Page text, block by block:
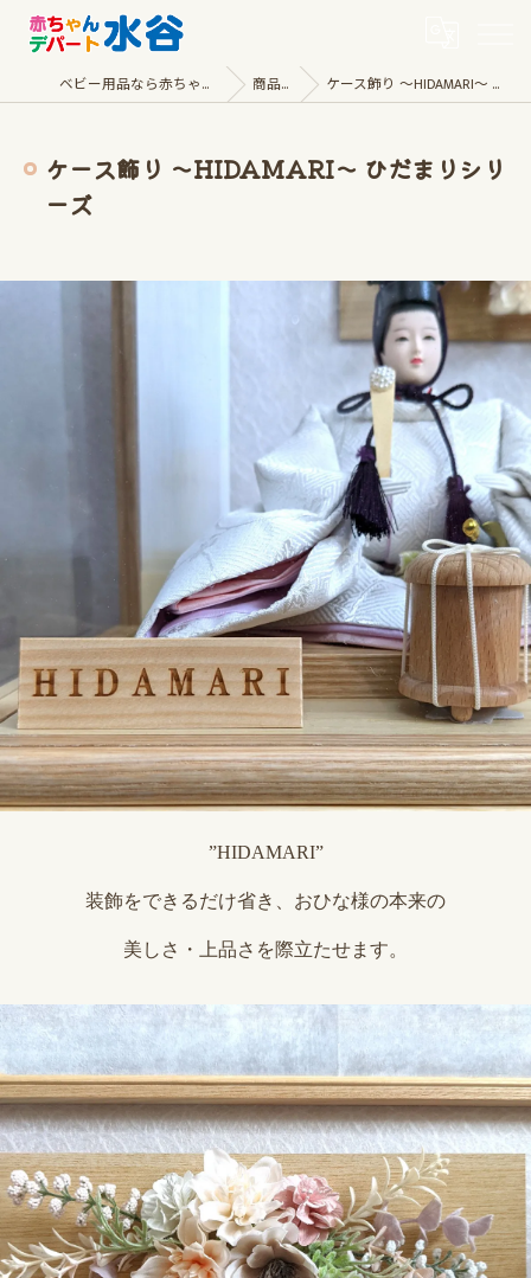
ベビー用品なら赤ちゃんデパート水谷 商品一覧 ケース飾り ～HIDAMARI～ ひだまりシリーズ
ケース飾り ～HIDAMARI～ ひだまりシリ
ーズ
”HIDAMARI”
装飾をできるだけ省き、おひな様の本来の
美しさ・上品さを際立たせます。